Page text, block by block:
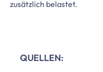
zusätzlich belastet.
QUELLEN: